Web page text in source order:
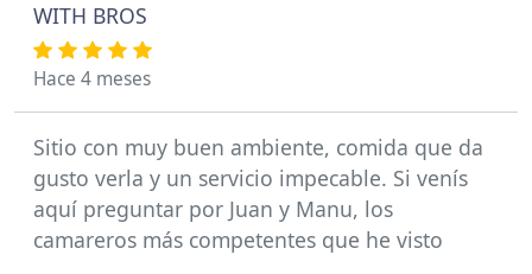
WITH BROS
Hace 4 meses
Sitio con muy buen ambiente, comida que da
gusto verla y un servicio impecable. Si venís
aquí preguntar por Juan y Manu, los
camareros más competentes que he visto